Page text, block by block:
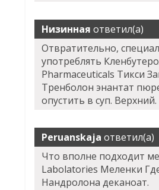
Низинная ответил(а)
Отвратительно,
употреблять
Pharmaceuticals Тикси
Тренболон энантат
опустить в суп. Верхний.
Peruanskaja ответил(а)
Что вполне подходит
Labolatories Меленки
Нандролона деканоат.